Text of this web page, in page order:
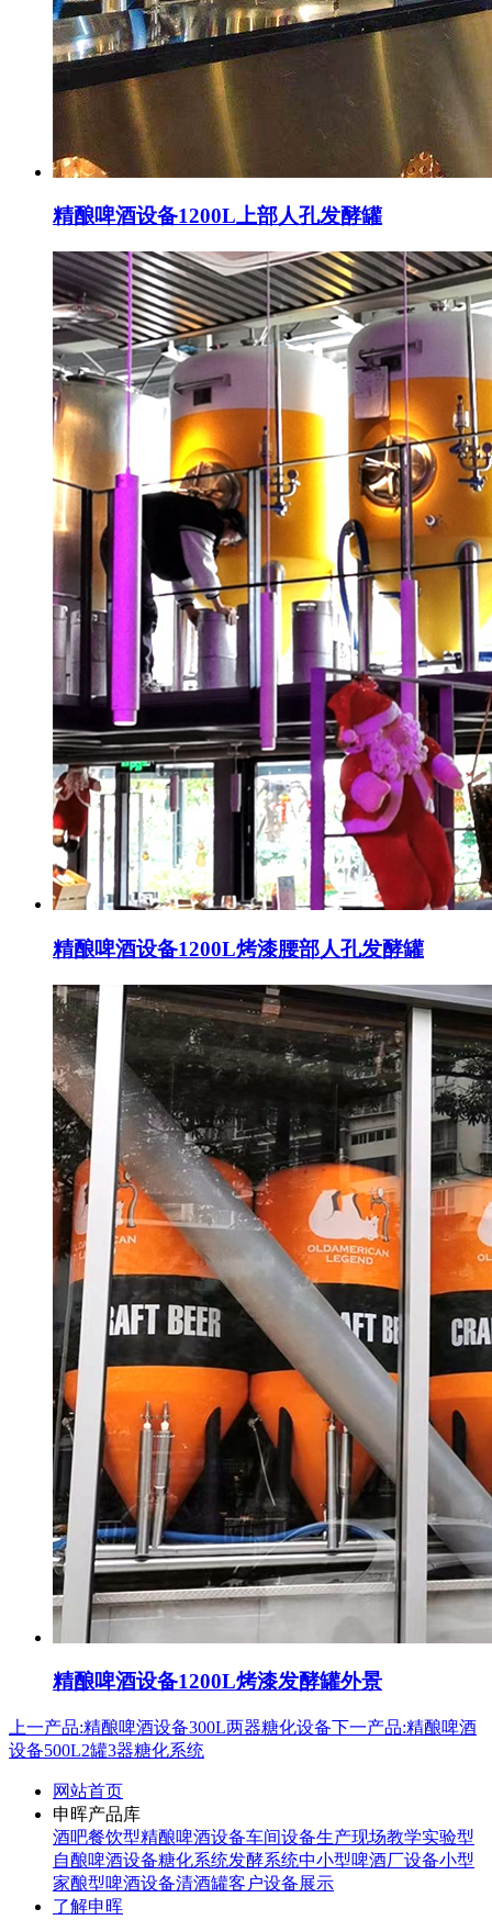
精酿啤酒设备1200L上部人孔发酵罐
精酿啤酒设备1200L烤漆腰部人孔发酵罐
精酿啤酒设备1200L烤漆发酵罐外景
上一产品:精酿啤酒设备300L两器糖化设备下一产品:精酿啤酒
设备500L2罐3器糖化系统
网站首页
申晖产品库
酒吧餐饮型精酿啤酒设备车间设备生产现场教学实验型
自酿啤酒设备糖化系统发酵系统中小型啤酒厂设备小型
家酿型啤酒设备清酒罐客户设备展示
了解申晖